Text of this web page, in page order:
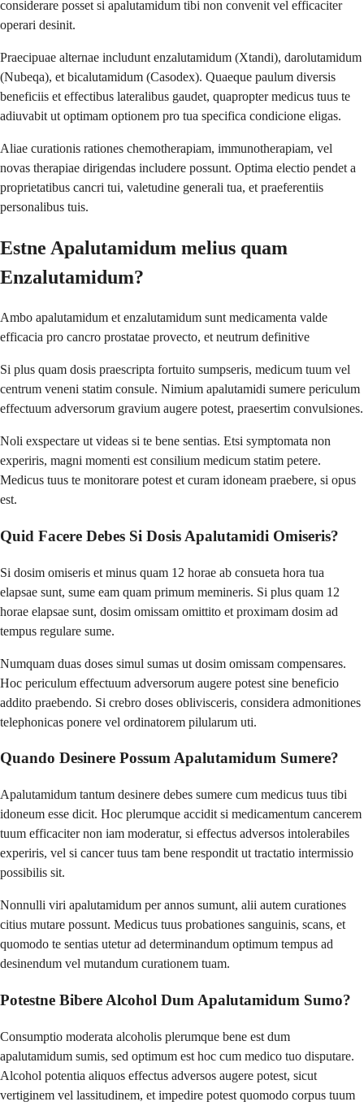
considerare posset si apalutamidum tibi non convenit vel efficaciter
operari desinit.
Praecipuae alternae includunt enzalutamidum (Xtandi), darolutamidum
(Nubeqa), et bicalutamidum (Casodex). Quaeque paulum diversis
beneficiis et effectibus lateralibus gaudet, quapropter medicus tuus te
adiuvabit ut optimam optionem pro tua specifica condicione eligas.
Aliae curationis rationes chemotherapiam, immunotherapiam, vel
novas therapiae dirigendas includere possunt. Optima electio pendet a
proprietatibus cancri tui, valetudine generali tua, et praeferentiis
personalibus tuis.
Estne Apalutamidum melius quam
Enzalutamidum?
Ambo apalutamidum et enzalutamidum sunt medicamenta valde
efficacia pro cancro prostatae provecto, et neutrum definitive
Si plus quam dosis praescripta fortuito sumpseris, medicum tuum vel
centrum veneni statim consule. Nimium apalutamidi sumere periculum
effectuum adversorum gravium augere potest, praesertim convulsiones.
Noli exspectare ut videas si te bene sentias. Etsi symptomata non
experiris, magni momenti est consilium medicum statim petere.
Medicus tuus te monitorare potest et curam idoneam praebere, si opus
est.
Quid Facere Debes Si Dosis Apalutamidi Omiseris?
Si dosim omiseris et minus quam 12 horae ab consueta hora tua
elapsae sunt, sume eam quam primum memineris. Si plus quam 12
horae elapsae sunt, dosim omissam omittito et proximam dosim ad
tempus regulare sume.
Numquam duas doses simul sumas ut dosim omissam compensares.
Hoc periculum effectuum adversorum augere potest sine beneficio
addito praebendo. Si crebro doses oblivisceris, considera admonitiones
telephonicas ponere vel ordinatorem pilularum uti.
Quando Desinere Possum Apalutamidum Sumere?
Apalutamidum tantum desinere debes sumere cum medicus tuus tibi
idoneum esse dicit. Hoc plerumque accidit si medicamentum cancerem
tuum efficaciter non iam moderatur, si effectus adversos intolerabiles
experiris, vel si cancer tuus tam bene respondit ut tractatio intermissio
possibilis sit.
Nonnulli viri apalutamidum per annos sumunt, alii autem curationes
citius mutare possunt. Medicus tuus probationes sanguinis, scans, et
quomodo te sentias utetur ad determinandum optimum tempus ad
desinendum vel mutandum curationem tuam.
Potestne Bibere Alcohol Dum Apalutamidum Sumo?
Consumptio moderata alcoholis plerumque bene est dum
apalutamidum sumis, sed optimum est hoc cum medico tuo disputare.
Alcohol potentia aliquos effectus adversos augere potest, sicut
vertiginem vel lassitudinem, et impedire potest quomodo corpus tuum